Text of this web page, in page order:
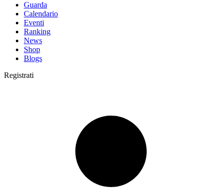
Guarda
Calendario
Eventi
Ranking
News
Shop
Blogs
Registrati